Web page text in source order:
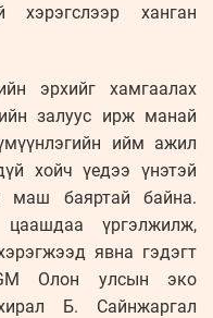
хэрэгслээр ханган
эрхийг хамгаалах
залуус ирж манай
ийм ажил
хойч үедээ үнэтэй
маш баяртай байна.
үргэлжилж,
явна гэдэгт
Олон улсын эко
Б. Сайнжаргал